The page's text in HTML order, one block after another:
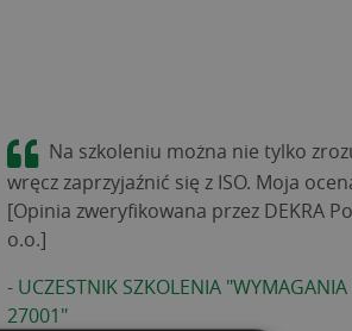
Na szkoleniu można nie tylko
wręcz zaprzyjaźnić się z ISO. Moja
[Opinia zweryfikowana przez DEKRA
o.o.]
- UCZESTNIK SZKOLENIA
27001"